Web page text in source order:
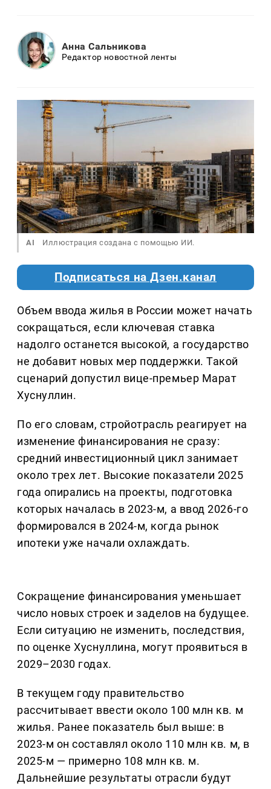
Анна Сальникова
Редактор новостной ленты
AI Иллюстрация создана с помощью ИИ.
Подписаться на Дзен.канал
Объем ввода жилья в России может начать
сокращаться, если ключевая ставка
надолго останется высокой, а государство
не добавит новых мер поддержки. Такой
сценарий допустил вице-премьер Марат
Хуснуллин.
По его словам, стройотрасль реагирует на
изменение финансирования не сразу:
средний инвестиционный цикл занимает
около трех лет. Высокие показатели 2025
года опирались на проекты, подготовка
которых началась в 2023-м, а ввод 2026-го
формировался в 2024-м, когда рынок
ипотеки уже начали охлаждать.
Сокращение финансирования уменьшает
число новых строек и заделов на будущее.
Если ситуацию не изменить, последствия,
по оценке Хуснуллина, могут проявиться в
2029–2030 годах.
В текущем году правительство
рассчитывает ввести около 100 млн кв. м
жилья. Ранее показатель был выше: в
2023-м он составлял около 110 млн кв. м, в
2025-м — примерно 108 млн кв. м.
Дальнейшие результаты отрасли будут